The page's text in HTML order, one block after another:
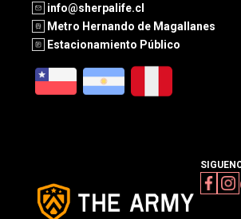
info@sherpalife.cl
Metro Hernando de Magallanes
Estacionamiento Público